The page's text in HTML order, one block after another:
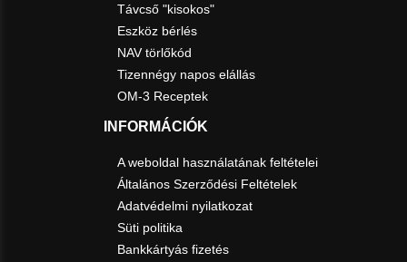
Távcső "kisokos"
Eszköz bérlés
NAV törlőkód
Tizennégy napos elállás
OM-3 Receptek
INFORMÁCIÓK
A weboldal használatának feltételei
Általános Szerződési Feltételek
Adatvédelmi nyilatkozat
Süti politika
Bankkártyás fizetés